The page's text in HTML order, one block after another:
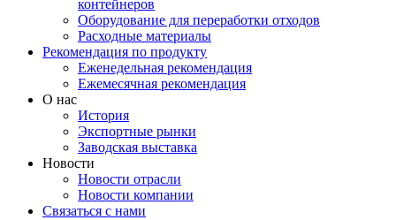
контейнеров
Оборудование для переработки отходов
Расходные материалы
Рекомендация по продукту
Еженедельная рекомендация
Ежемесячная рекомендация
О нас
История
Экспортные рынки
Заводская выставка
Новости
Новости отрасли
Новости компании
Связаться с нами